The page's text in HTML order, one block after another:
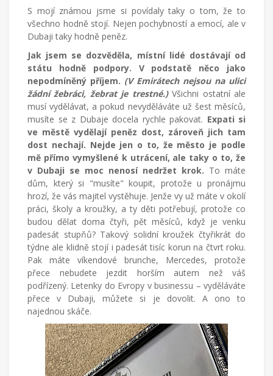
S mojí známou jsme si povídaly taky o tom, že to
všechno hodně stojí. Nejen pochybností a emocí, ale v
Dubaji taky hodně peněz.
Jak jsem se dozvěděla, místní lidé dostávají od
státu hodně podpory. V podstatě něco jako
nepodmíněný příjem. (V Emirátech nejsou na ulici
žádní žebráci, žebrat je trestné.)Všichni ostatní ale
musí vydělávat, a pokud nevyděláváte už šest měsíců,
musíte se z Dubaje docela rychle pakovat. Expati si
ve městě vydělají peněz dost, zároveň jich tam
dost nechají. Nejde jen o to, že město je podle
mě přímo vymyšlené k utrácení, ale taky o to, že
v Dubaji se moc nenosí nedržet krok. To máte
dům, který si "musíte" koupit, protože u pronájmu
hrozí, že vás majitel vystěhuje. Jenže vy už máte v okolí
práci, školy a kroužky, a ty děti potřebují, protože co
budou dělat doma čtyři, pět měsíců, když je venku
padesát stupňů? Takový solidní kroužek čtyřikrát do
týdne ale klidně stojí i padesát tisíc korun na čtvrt roku.
Pak máte víkendové brunche, Mercedes, protože
přece nebudete jezdit horším autem než váš
podřízený. Letenky do Evropy v businessu – vyděláváte
přece v Dubaji, můžete si je dovolit. A ono to
najednou skáče.